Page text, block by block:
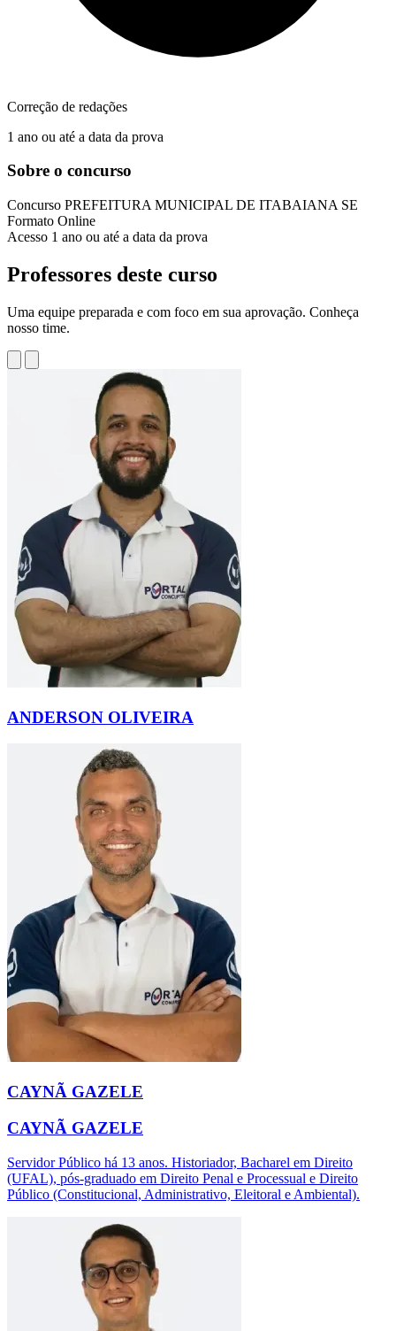
Correção de redações
1 ano ou até a data da prova
Sobre o concurso
Concurso PREFEITURA MUNICIPAL DE ITABAIANA SE
Formato Online
Acesso 1 ano ou até a data da prova
Professores deste curso
Uma equipe preparada e com foco em sua aprovação. Conheça
nosso time.
ANDERSON OLIVEIRA
CAYNÃ GAZELE
CAYNÃ GAZELE
Servidor Público há 13 anos. Historiador, Bacharel em Direito
(UFAL), pós-graduado em Direito Penal e Processual e Direito
Público (Constitucional, Administrativo, Eleitoral e Ambiental).